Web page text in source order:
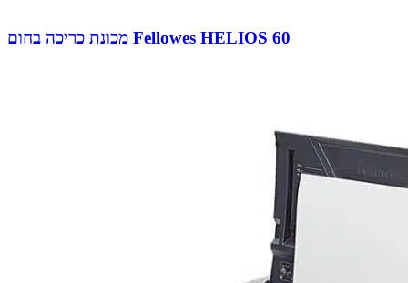
מכונת כריכה בחום Fellowes HELIOS 60